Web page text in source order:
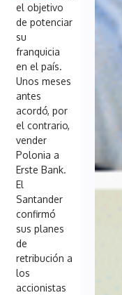
el objetivo
de potenciar
su
franquicia
en el país.
Unos meses
antes
acordó, por
el contrario,
vender
Polonia a
Erste Bank.
El
Santander
confirmó
sus planes
de
retribución a
los
accionistas